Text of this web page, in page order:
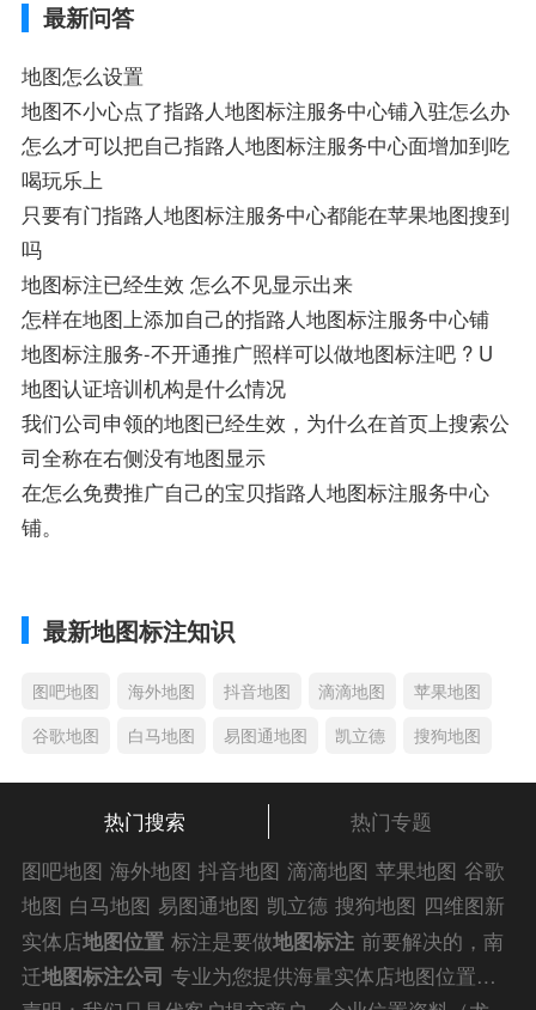
最新问答
地图怎么设置
地图不小心点了指路人地图标注服务中心铺入驻怎么办
怎么才可以把自己指路人地图标注服务中心面增加到吃
喝玩乐上
只要有门指路人地图标注服务中心都能在苹果地图搜到
吗
地图标注已经生效 怎么不见显示出来
怎样在地图上添加自己的指路人地图标注服务中心铺
地图标注服务-不开通推广照样可以做地图标注吧 ? U
地图认证培训机构是什么情况
我们公司申领的地图已经生效，为什么在首页上搜索公
司全称在右侧没有地图显示
在怎么免费推广自己的宝贝指路人地图标注服务中心
铺。
最新地图标注知识
图吧地图 海外地图 抖音地图 滴滴地图
苹果地图
谷歌地图
白马地图 易图通地图 凯立德 搜狗地图
热门搜索
热门专题
图吧地图 海外地图 抖音地图 滴滴地图 苹果地图 谷歌
地图 白马地图 易图通地图 凯立德 搜狗地图 四维图新
地图 车载地图 导航地图 手机地图 搜搜地图 好搜地图
老虎地图 电子地图 卫星地图 美团地图 大众点评地图
实体店地图位置 标注是要做地图标注 前要解决的，南
迁地图标注公司 专业为您提供海量实体店地图位置标